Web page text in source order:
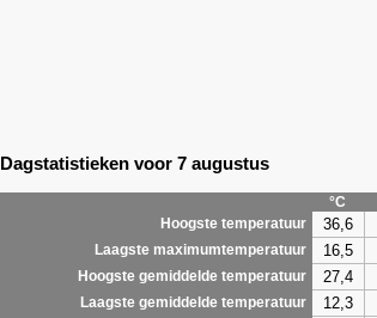
Dagstatistieken voor 7 augustus
°C
Hoogste temperatuur
36,6
Laagste maximumtemperatuur 16,5
Hoogste gemiddelde temperatuur 27,4
Laagste gemiddelde temperatuur 12,3